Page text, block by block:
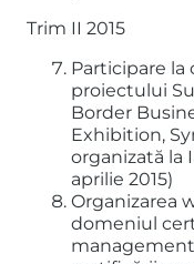
Trim II 2015
Participare la
proiectului
Border
Exhibition,
organizată la
aprilie 2015)
Organizarea
domeniul